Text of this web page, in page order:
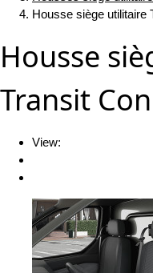
Housse siège utilitaire
Housse
Transit
View: